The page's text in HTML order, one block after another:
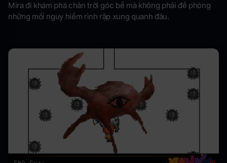
Mira đi khám phá chân trời góc bể mà không phải đề phòng
những mối nguy hiểm rình rập xung quanh đâu.